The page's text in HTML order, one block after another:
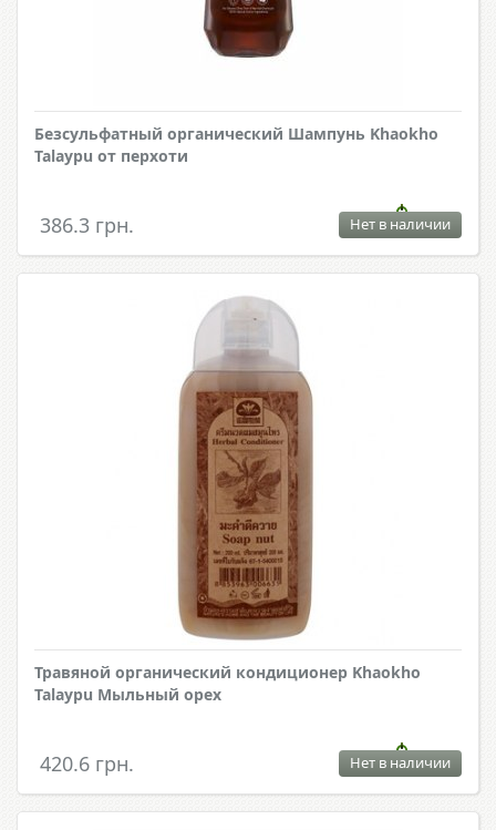
Безсульфатный органический Шампунь Khaokho
Talaypu от перхоти
386.3 грн. Нет в наличии
Травяной органический кондиционер Khaokho
Talaypu Мыльный орех
420.6 грн. Нет в наличии